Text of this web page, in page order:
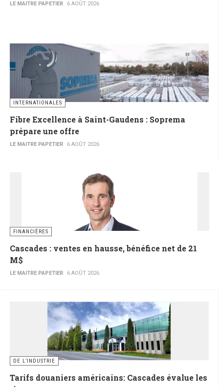
LE MAITRE PAPETIER 6 AOÛT 2026
INTERNATIONALES
Fibre Excellence à Saint-Gaudens : Soprema
prépare une offre
LE MAITRE PAPETIER 6 AOÛT 2026
FINANCIÈRES
Cascades : ventes en hausse, bénéfice net de 21
M$
LE MAITRE PAPETIER 6 AOÛT 2026
DE L’INDUSTRIE
Tarifs douaniers américains: Cascades évalue les